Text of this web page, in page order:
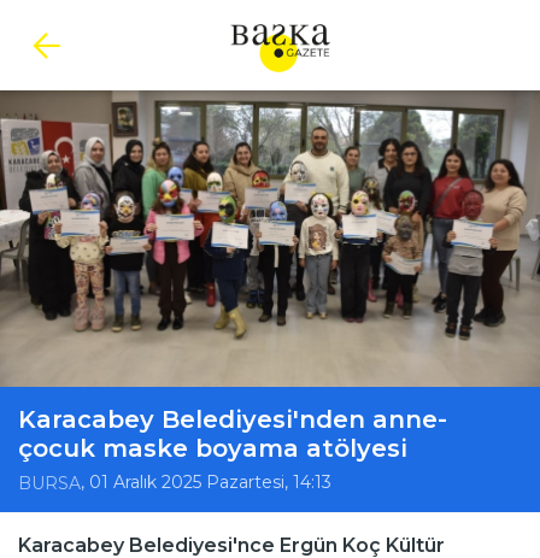
Karacabey Belediyesi'nden anne-
çocuk maske boyama atölyesi
BURSA, 01 Aralık 2025 Pazartesi, 14:13
Karacabey Belediyesi'nce Ergün Koç Kültür